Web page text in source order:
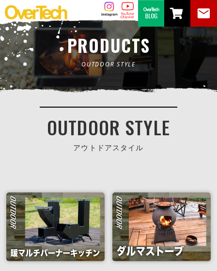
PRODUCTS
OUTDOOR STYLE
OUTDOOR STYLE
アウトドアスタイル